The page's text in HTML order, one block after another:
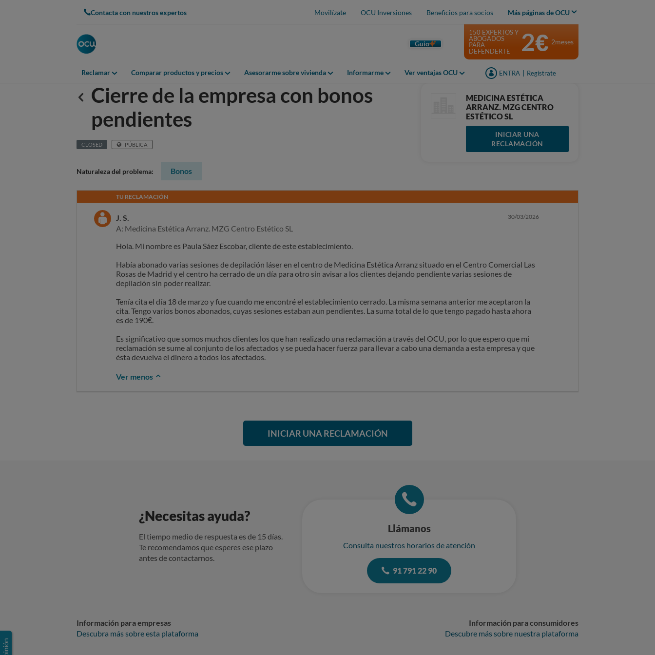
Contacta con nuestros expertos Movilízate OCU Inversiones Beneficios para socios Más páginas de OCU
Guio
Reclamar Comparar productos y precios Asesorarme sobre vivienda Informarme Ver ventajas OCU ENTRA Regístrate
150 EXPERTOS Y
ABOGADOS
PARA
DEFENDERTE
2€ 2meses
Anterior
Cierre de la empresa con bonos
pendientes
CLOSED PÚBLICA
MEDICINA ESTÉTICA
ARRANZ. MZG CENTRO
ESTÉTICO SL
INICIAR UNA
RECLAMACIÓN
Naturaleza del problema: Bonos
TU RECLAMACIÓN
J. S.
A: Medicina Estética Arranz. MZG Centro Estético SL
30/03/2026
Hola. Mi nombre es Paula Sáez Escobar, cliente de este establecimiento.
Había abonado varias sesiones de depilación láser en el centro de Medicina Estética Arranz situado en el Centro Comercial Las
Rosas de Madrid y el centro ha cerrado de un día para otro sin avisar a los clientes dejando pendiente varias sesiones de
depilación sin poder realizar.
Tenía cita el día 18 de marzo y fue cuando me encontré el establecimiento cerrado. La misma semana anterior me aceptaron la
cita. Tengo varios bonos abonados, cuyas sesiones estaban aun pendientes. La suma total de lo que tengo pagado hasta ahora
es de 190€.
Es significativo que somos muchos clientes los que han realizado una reclamación a través del OCU, por lo que espero que mi
reclamación se sume al conjunto de los afectados y se pueda hacer fuerza para llevar a cabo una demanda a esta empresa y que
ésta devuelva el dinero a todos los afectados.
Ver menos
INICIAR UNA RECLAMACIÓN
¿Necesitas ayuda?
El tiempo medio de respuesta es de 15 días.
Te recomendamos que esperes ese plazo
antes de contactarnos.
Llámanos
Consulta nuestros horarios de atención
91 791 22 90
Información para empresas
Descubra más sobre esta plataforma
Información para consumidores
Descubre más sobre nuestra plataforma